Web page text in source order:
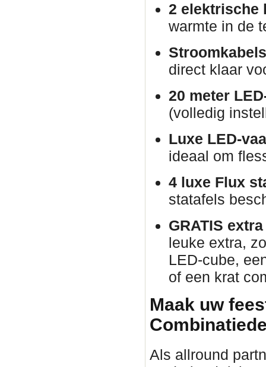
2 elektrische
warmte in de
direct klaar
20 meter
(volledig
Luxe LED-
ideaal om
4 luxe Flux
statafels
GRATIS
leuke extra,
LED-cube,
of een krat
Maak uw
Als allround